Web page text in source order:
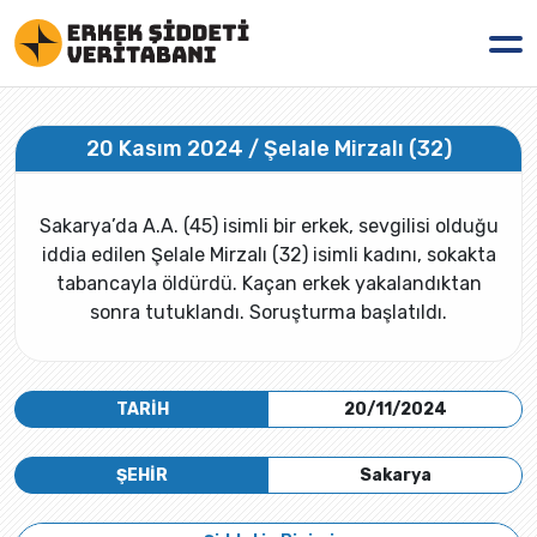
20 Kasım 2024 / Şelale Mirzalı (32)
Sakarya’da A.A. (45) isimli bir erkek, sevgilisi olduğu
iddia edilen Şelale Mirzalı (32) isimli kadını, sokakta
tabancayla öldürdü. Kaçan erkek yakalandıktan
sonra tutuklandı. Soruşturma başlatıldı.
TARİH 20/11/2024
Sakarya
ŞEHİR